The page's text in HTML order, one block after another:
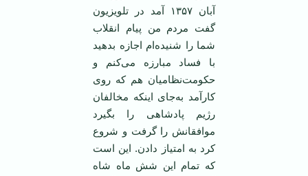
آبان ۱۳۵۷ آمد در تلویزیون
گفت مردم من پیام انقلاب
شما را شنیده‌ام اجازه بدهید
با فساد مبارزه می‌کنم و
حکومت‌نظامیان هم که روی
کارآمد به‌جای اینکه مخالفان
رژیم پادشاهی را بگیرد
موافقانش را گرفت و شروع
کرد به امتیاز دادن. این است
که تمام این شش ماه شاه